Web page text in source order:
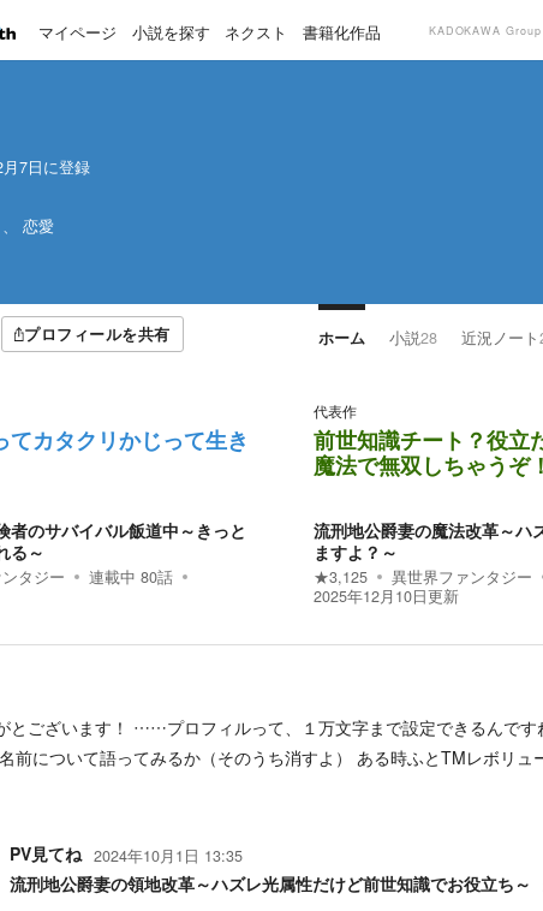
マイページ 小説を探す ネクスト 書籍化作品 KADOKAWA Group
7日に登録
恋愛
プロフィールを共有 ホーム 小説28 近況ノート
てカタクリかじって生き
者のサバイバル飯道中～きっと
る～
タジー 連載中 80話
代表作
前世知識チート？役立
魔法で無双しちゃうぞ
流刑地公爵妻の魔法改革～ハ
ますよ？～
★3,125 異世界ファンタジー
2025年12月10日更新
とございます！ ……プロフィルって、１万文字まで設定できるんです
について語ってみるか（そのうち消すよ） ある時ふとTMレボリュ
PV見てね 2024年10月1日 13:35
流刑地公爵妻の領地改革～ハズレ光属性だけど前世知識でお役立ち～